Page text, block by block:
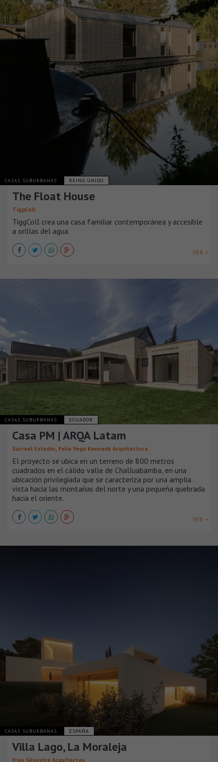
CASAS SUBURBANAS REINO UNIDO
The Float House
TiggColl
TiggColl crea una casa familiar contemporánea y accesible
a orillas del agua.
VER +
CASAS SUBURBANAS ECUADOR
Casa PM | ARQA Latam
Surreal Estudio, Feliu Vega Kennedy Arquitectura
El proyecto se ubica en un terreno de 800 metros
cuadrados en el cálido valle de Challuabamba, en una
ubicación privilegiada que se caracteriza por una amplia
vista hacia las montañas del norte y una pequeña quebrada
hacia el oriente.
VER +
CASAS SUBURBANAS ESPAÑA
Villa Lago, La Moraleja
Fran Silvestre Arquitectos